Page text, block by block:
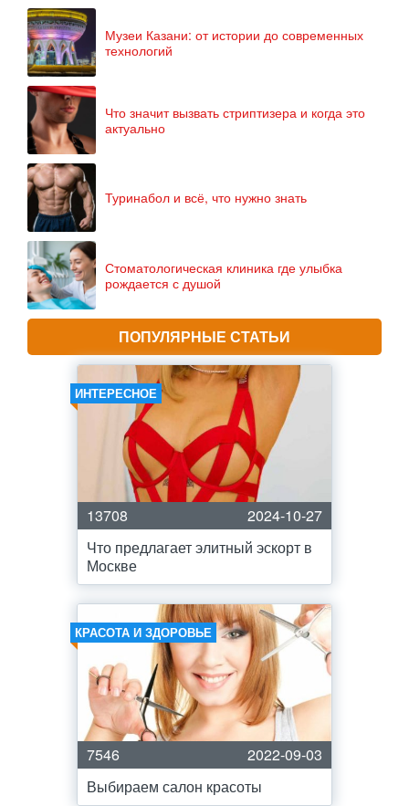
Музеи Казани: от истории до современных
технологий
Что значит вызвать стриптизера и когда это
актуально
Туринабол и всё, что нужно знать
Стоматологическая клиника где улыбка
рождается с душой
ПОПУЛЯРНЫЕ СТАТЬИ
ИНТЕРЕСНОЕ
13708
2024-10-27
Что предлагает элитный эскорт в
Москве
КРАСОТА И ЗДОРОВЬЕ
7546
2022-09-03
Выбираем салон красоты